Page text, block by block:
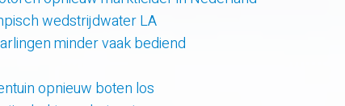
wedstrijdwater LA
minder vaak bediend
opnieuw boten los